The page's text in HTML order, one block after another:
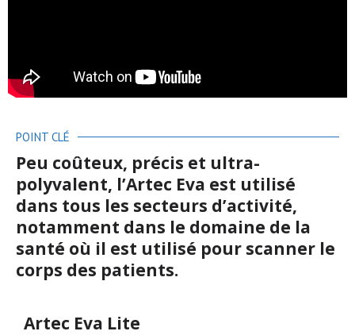
POINT CLÉ
Peu coûteux, précis et ultra-
polyvalent, l’Artec Eva est utilisé
dans tous les secteurs d’activité,
notamment dans le domaine de la
santé où il est utilisé pour scanner le
corps des patients.
Artec Eva Lite